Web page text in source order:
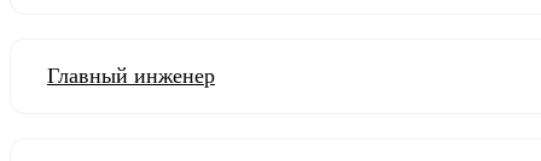
Главный инженер